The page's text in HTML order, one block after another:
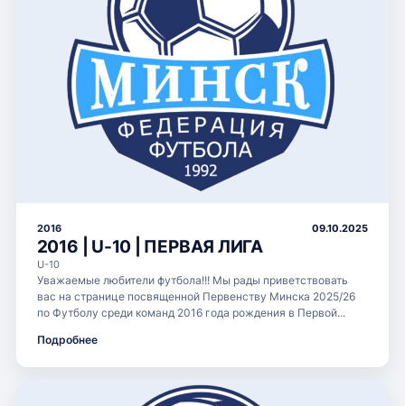
2016 09.10.2025
2016 | U-10 | ПЕРВАЯ ЛИГА
U-10
Уважаемые любители футбола!!! Мы рады приветствовать
вас на странице посвященной Первенству Минска 2025/26
по Футболу среди команд 2016 года рождения в Первой...
Подробнее